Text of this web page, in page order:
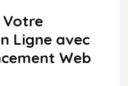
Votre
Ligne avec
Web